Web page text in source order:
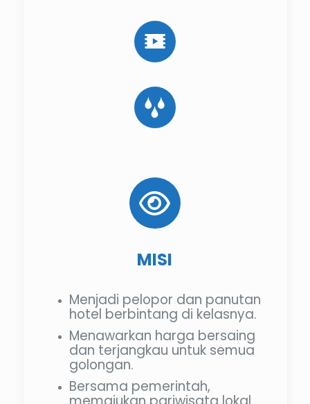
MISI
Menjadi pelopor dan panutan
hotel berbintang di kelasnya.
Menawarkan harga bersaing
dan terjangkau untuk semua
golongan.
Bersama pemerintah,